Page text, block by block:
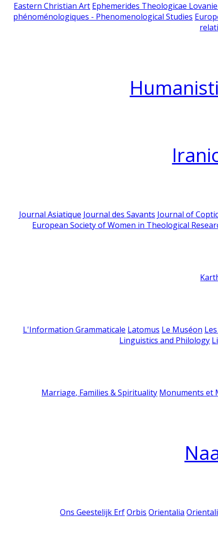
Eastern Christian Art Ephemerides Theologicae
phénoménologiques - Phenomenological Studies
Journal Asiatique Journal des Savants Journal of
European Society of Women in Theological
L'Information Grammaticale Latomus Le Muséon
Linguistics and Philology
Marriage, Families & Spirituality Monuments et
Ons Geestelijk Erf Orbis Orientalia